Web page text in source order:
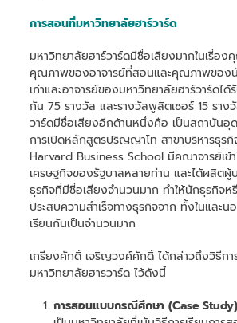
การสอนที่มหาวิทยาลัยฮาร์วาร์ด
มหาวิทยาลัยฮาร์วาร์ดมีชื่อเสียงมากในเรื่อ
คุณภาพของอาจารย์ที่สอนและคุณภาพของ
เก่าและอาจารย์ของมหาวิทยาลัยฮาร์วาร์ดได้
กัน 75 รางวัล และรางวัลพูลิตเซอร์ 15 ราง
วาร์ดมีชื่อเสียงอีกด้านหนึ่งคือ เป็นสถาบันอุ
การเปิดหลักสูตรปริญญาโท สาขาบริหารธุร
Harvard Business School มีคณาจารย์เข้
เศรษฐกิจของรัฐบาลหลายท่าน และได้ผลิตผู้
ธุรกิจที่มีชื่อเสียงจำนวนมาก ทำให้นักธุรกิจห
ประสบความสำเร็จทางธุรกิจจาก ทั้งในและนอ
เรียนกันเป็นจำนวนมาก
เกรียงศักดิ์ เจริญวงศ์ศักดิ์ ได้กล่าวถึงวิธีกา
มหาวิทยาลัยฮารวาร์ด ไว้ดังนี้
การสอนแบบกรณีศึกษา (Case Study)